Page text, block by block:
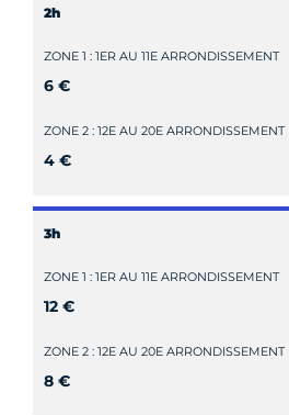
2h
ZONE 1 : 1ER AU 11E ARRONDISSEMENT
6 €
ZONE 2 : 12E AU 20E ARRONDISSEMENT
4 €
3h
ZONE 1 : 1ER AU 11E ARRONDISSEMENT
12 €
ZONE 2 : 12E AU 20E ARRONDISSEMENT
8 €